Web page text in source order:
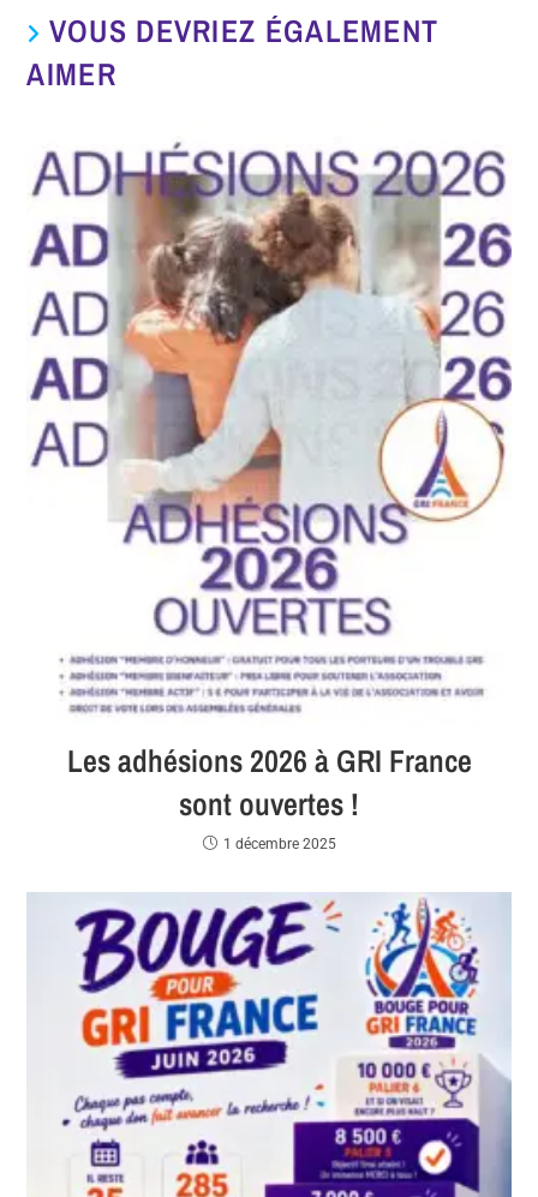
VOUS DEVRIEZ ÉGALEMENT
AIMER
Les adhésions 2026 à GRI France
sont ouvertes !
1 décembre 2025